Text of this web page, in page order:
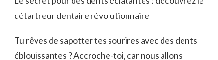
détartreur dentaire révolutionnaire
Tu rêves de sapotter tes sourires avec des dents
éblouissantes ? Accroche-toi, car nous allons